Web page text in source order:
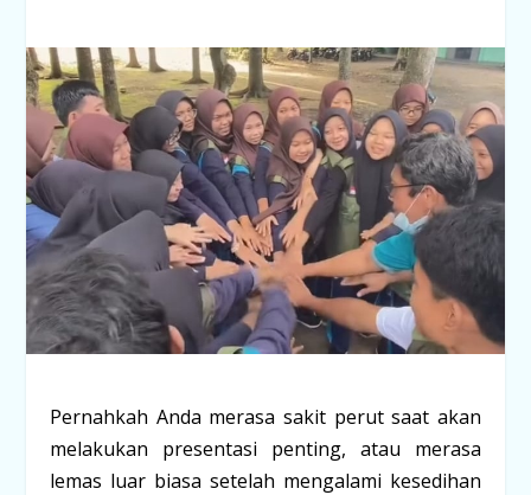
Pernahkah Anda merasa sakit perut saat akan
melakukan presentasi penting, atau merasa
lemas luar biasa setelah mengalami kesedihan